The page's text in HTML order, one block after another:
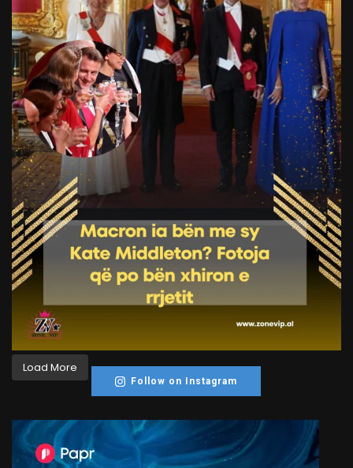
Load More
Follow on Instagram